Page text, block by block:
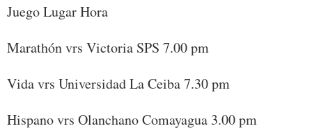
Juego Lugar Hora
Marathón vrs Victoria SPS 7.00 pm
Vida vrs Universidad La Ceiba 7.30 pm
Hispano vrs Olanchano Comayagua 3.00 pm